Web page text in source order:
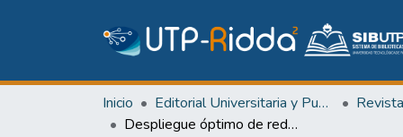
Inicio Editorial Universitaria y Publicaciones Seriadas
Despliegue óptimo de redes ópticas para comunicaciones en redes eléctricas inteligentes